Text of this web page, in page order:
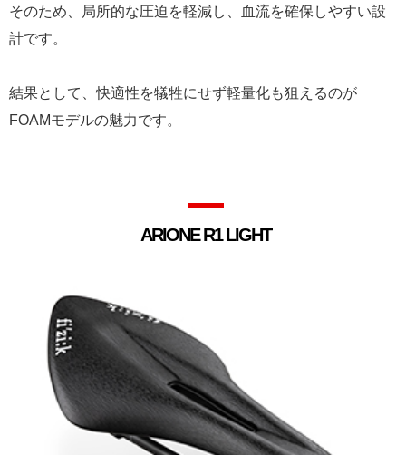
そのため、局所的な圧迫を軽減し、血流を確保しやすい設
計です。
結果として、快適性を犠牲にせず軽量化も狙えるのが
FOAMモデルの魅力です。
ARIONE R1 LIGHT